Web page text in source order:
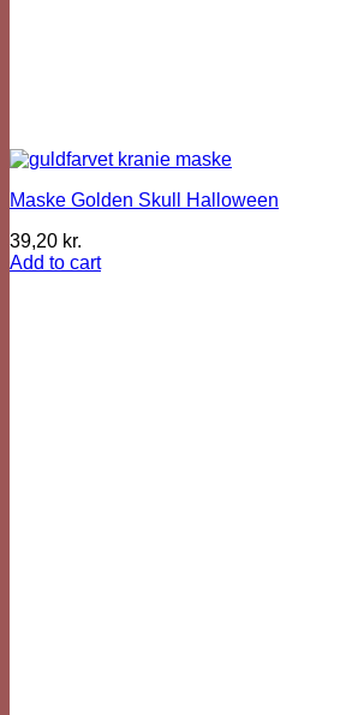
Maske Golden Skull Halloween
39,20 kr.
Add to cart